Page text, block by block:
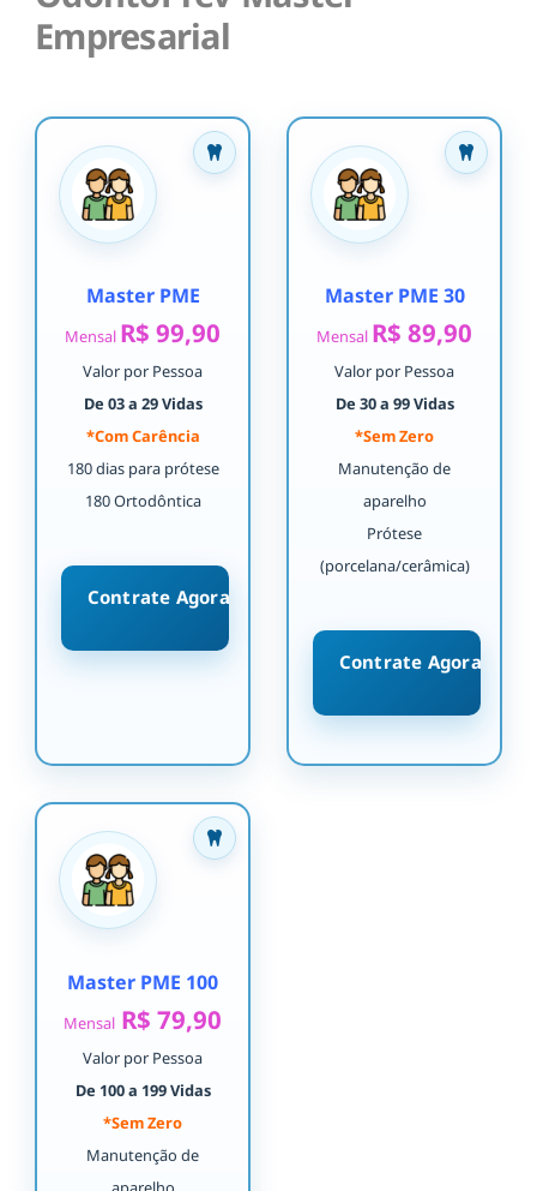
Empresarial
Master PME
Mensal R$ 99,90
Valor por Pessoa
De 03 a 29 Vidas
*Com Carência
180 dias para prótese
180 Ortodôntica
Contrate Agora
Master PME 30
Mensal R$ 89,90
Valor por Pessoa
De 30 a 99 Vidas
*Sem Zero
Manutenção de
aparelho
Prótese
(porcelana/cerâmica)
Contrate Agora
Master PME 100
Mensal R$ 79,90
Valor por Pessoa
De 100 a 199 Vidas
*Sem Zero
Manutenção de